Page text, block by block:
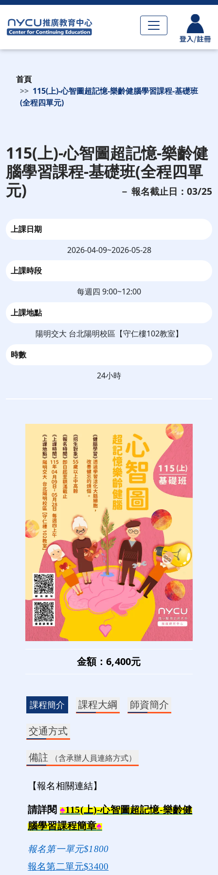
首頁
115(上)-心智圖超記憶-樂齡健腦學習課程-基礎班
(全程四單元)
115(上)-心智圖超記憶-樂齡健
腦學習課程-基礎班(全程四單
元)
－ 報名截止日：03/25
上課日期
2026-04-09~2026-05-28
上課時段
每週四 9:00~12:00
上課地點
陽明交大 台北陽明校區【守仁樓102教室】
時數
24小時
課程簡介 課程大綱
師資簡介
交通方式
備註
（含承辦人員連絡方式）
【報名相關連結】
請詳閱 ♠115(上)-心智圖超記憶-樂齡健
腦學習課程簡章♠
報名第一單元$1800
報名第二單元$3400
金額：6,400元